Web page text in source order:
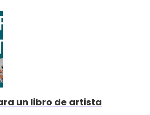
un libro de artista